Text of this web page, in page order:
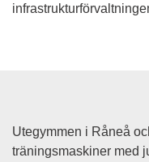
Utegymmen i Råneå
träningsmaskiner med